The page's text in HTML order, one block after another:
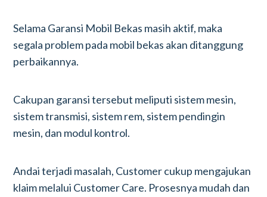
Selama Garansi Mobil Bekas masih aktif, maka
segala problem pada mobil bekas akan ditanggung
perbaikannya.
Cakupan garansi tersebut meliputi sistem mesin,
sistem transmisi, sistem rem, sistem pendingin
mesin, dan modul kontrol.
Andai terjadi masalah, Customer cukup mengajukan
klaim melalui Customer Care. Prosesnya mudah dan